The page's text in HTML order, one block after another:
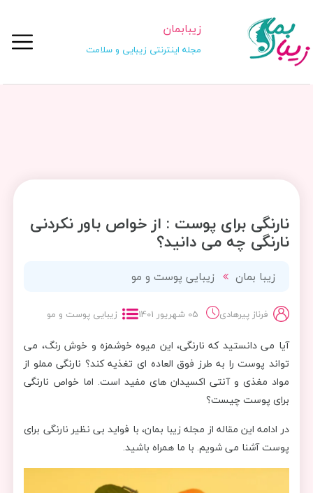
زیبابمان
مجله اینترنتی زیبایی و سلامت
نارنگی برای پوست : از خواص باور نکردنی
نارنگی چه می دانید؟
زیبا بمان زیبایی پوست و مو
فرناز پیرهادی 05 شهریور 1401 زیبایی پوست و مو
آیا می دانستید که نارنگی، این میوه خوشمزه و خوش رنگ، می
تواند پوست را به طرز فوق العاده ای تغذیه کند؟ نارنگی مملو از
مواد مغذی و آنتی اکسیدان های مفید است. اما خواص نارنگی
برای پوست چیست؟
در ادامه این مقاله از مجله زیبا بمان، با فواید بی نظیر نارنگی برای
پوست آشنا می شویم. با ما همراه باشید.